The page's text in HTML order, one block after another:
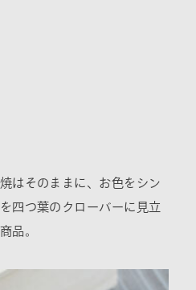
はそのままに、お色をシン
四つ葉のクローバーに見立
品。